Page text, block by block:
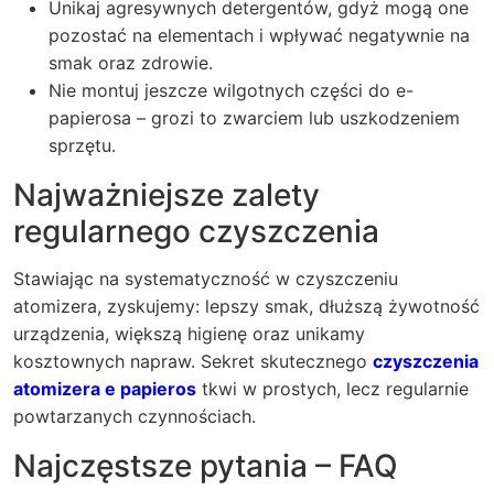
Unikaj agresywnych detergentów, gdyż mogą one
pozostać na elementach i wpływać negatywnie na
smak oraz zdrowie.
Nie montuj jeszcze wilgotnych części do e-
papierosa – grozi to zwarciem lub uszkodzeniem
sprzętu.
Najważniejsze zalety
regularnego czyszczenia
Stawiając na systematyczność w czyszczeniu
atomizera, zyskujemy: lepszy smak, dłuższą żywotność
urządzenia, większą higienę oraz unikamy
kosztownych napraw. Sekret skutecznego czyszczenia
atomizera e papieros tkwi w prostych, lecz regularnie
powtarzanych czynnościach.
Najczęstsze pytania – FAQ